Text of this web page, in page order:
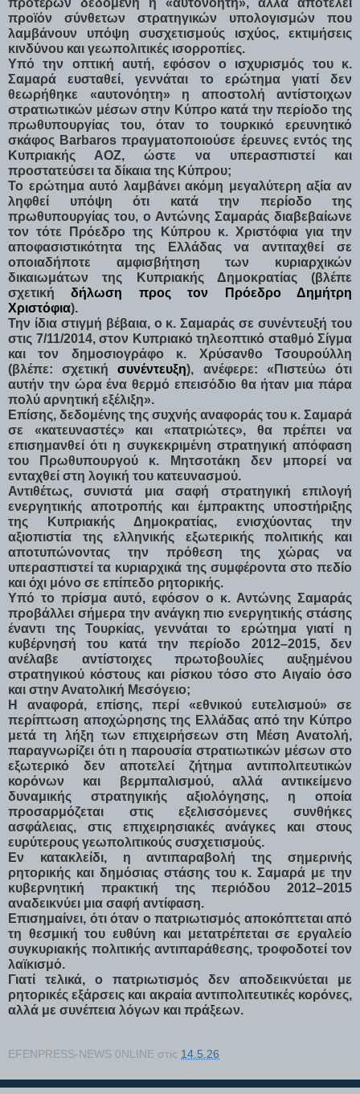
προτέρων δεδομένη ή «αυτονόητη», αλλά αποτελεί
προϊόν σύνθετων στρατηγικών υπολογισμών που
λαμβάνουν υπόψη συσχετισμούς ισχύος, εκτιμήσεις
κινδύνου και γεωπολιτικές ισορροπίες.
Υπό την οπτική αυτή, εφόσον ο ισχυρισμός του κ.
Σαμαρά ευσταθεί, γεννάται το ερώτημα γιατί δεν
θεωρήθηκε «αυτονόητη» η αποστολή αντίστοιχων
στρατιωτικών μέσων στην Κύπρο κατά την περίοδο της
πρωθυπουργίας του, όταν το τουρκικό ερευνητικό
σκάφος Barbaros πραγματοποιούσε έρευνες εντός της
Κυπριακής ΑΟΖ, ώστε να υπερασπιστεί και
προστατεύσει τα δίκαια της Κύπρου;
Το ερώτημα αυτό λαμβάνει ακόμη μεγαλύτερη αξία αν
ληφθεί υπόψη ότι κατά την περίοδο της
πρωθυπουργίας του, ο Αντώνης Σαμαράς διαβεβαίωνε
τον τότε Πρόεδρο της Κύπρου κ. Χριστόφια για την
αποφασιστικότητα της Ελλάδας να αντιταχθεί σε
οποιαδήποτε αμφισβήτηση των κυριαρχικών
δικαιωμάτων της Κυπριακής Δημοκρατίας (βλέπε
σχετικήδήλωση προς τον Πρόεδρο Δημήτρη
Χριστόφια).
Την ίδια στιγμή βέβαια, ο κ. Σαμαράς σε συνέντευξή του
στις 7/11/2014, στον Κυπριακό τηλεοπτικό σταθμό Σίγμα
και τον δημοσιογράφο κ. Χρύσανθο Τσουρούλλη
(βλέπε: σχετικήσυνέντευξη), ανέφερε: «Πιστεύω ότι
αυτήν την ώρα ένα θερμό επεισόδιο θα ήταν μια πάρα
πολύ αρνητική εξέλιξη».
Επίσης, δεδομένης της συχνής αναφοράς του κ. Σαμαρά
σε «κατευναστές» και «πατριώτες», θα πρέπει να
επισημανθεί ότι η συγκεκριμένη στρατηγική απόφαση
του Πρωθυπουργού κ. Μητσοτάκη δεν μπορεί να
ενταχθεί στη λογική του κατευνασμού.
Αντιθέτως, συνιστά μια σαφή στρατηγική επιλογή
ενεργητικής αποτροπής και έμπρακτης υποστήριξης
της Κυπριακής Δημοκρατίας, ενισχύοντας την
αξιοπιστία της ελληνικής εξωτερικής πολιτικής και
αποτυπώνοντας την πρόθεση της χώρας να
υπερασπιστεί τα κυριαρχικά της συμφέροντα στο πεδίο
και όχι μόνο σε επίπεδο ρητορικής.
Υπό το πρίσμα αυτό, εφόσον ο κ. Αντώνης Σαμαράς
προβάλλει σήμερα την ανάγκη πιο ενεργητικής στάσης
έναντι της Τουρκίας, γεννάται το ερώτημα γιατί η
κυβέρνησή του κατά την περίοδο 2012–2015, δεν
ανέλαβε αντίστοιχες πρωτοβουλίες αυξημένου
στρατηγικού κόστους και ρίσκου τόσο στο Αιγαίο όσο
και στην Ανατολική Μεσόγειο;
Η αναφορά, επίσης, περί «εθνικού ευτελισμού» σε
περίπτωση αποχώρησης της Ελλάδας από την Κύπρο
μετά τη λήξη των επιχειρήσεων στη Μέση Ανατολή,
παραγνωρίζει ότι η παρουσία στρατιωτικών μέσων στο
εξωτερικό δεν αποτελεί ζήτημα αντιπολιτευτικών
κορόνων και βερμπαλισμού, αλλά αντικείμενο
δυναμικής στρατηγικής αξιολόγησης, η οποία
προσαρμόζεται στις εξελισσόμενες συνθήκες
ασφάλειας, στις επιχειρησιακές ανάγκες και στους
ευρύτερους γεωπολιτικούς συσχετισμούς.
Εν κατακλείδι, η αντιπαραβολή της σημερινής
ρητορικής και δημόσιας στάσης του κ. Σαμαρά με την
κυβερνητική πρακτική της περιόδου 2012–2015
αναδεικνύει μια σαφή αντίφαση.
Επισημαίνει, ότι όταν ο πατριωτισμός αποκόπτεται από
τη θεσμική του ευθύνη και μετατρέπεται σε εργαλείο
συγκυριακής πολιτικής αντιπαράθεσης, τροφοδοτεί τον
λαϊκισμό.
Γιατί τελικά, ο πατριωτισμός δεν αποδεικνύεται με
ρητορικές εξάρσεις και ακραία αντιπολιτευτικές κορόνες,
αλλά με συνέπεια λόγων και πράξεων.
EFENPRESS-NEWS 0NLINE στις 14.5.26